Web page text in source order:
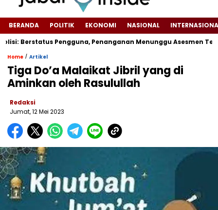
BERANDA POLITIK EKONOMI NASIONAL
Pengguna, Penanganan Menunggu Asesmen Terpadu
Home / Artikel
Tiga Do’a Malaikat Jibril yang di
Aminkan oleh Rasulullah
Redaksi
Jumat, 12 Mei 2023